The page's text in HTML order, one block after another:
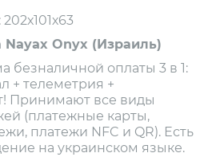
Onyx (Израиль)
безналичной оплаты 3 в 1:
+ телеметрия +
Принимают все виды
(платежные карты,
платежи NFC и QR). Есть
на украинском языке.